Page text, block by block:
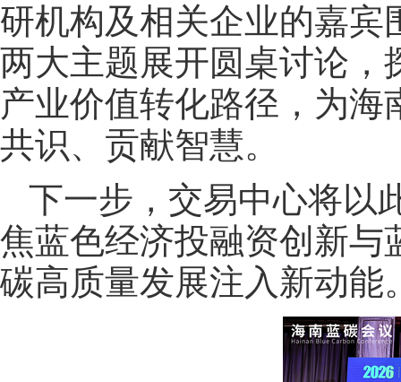
研机构及相关企业的嘉宾
两大主题展开圆桌讨论，
产业价值转化路径，为
共识、贡献智慧。
下一步，交易中心将以
焦蓝色经济投融资创新与
碳高质量发展注入新动能